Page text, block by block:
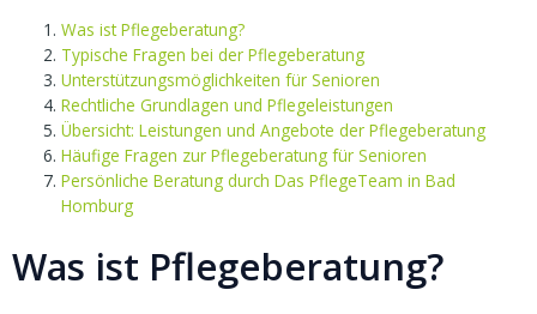
Was ist Pflegeberatung?
Typische Fragen bei der Pflegeberatung
Unterstützungsmöglichkeiten für Senioren
Rechtliche Grundlagen und Pflegeleistungen
Übersicht: Leistungen und Angebote der Pflegeberatung
Häufige Fragen zur Pflegeberatung für Senioren
Persönliche Beratung durch Das PflegeTeam in Bad
Homburg
Was ist Pflegeberatung?